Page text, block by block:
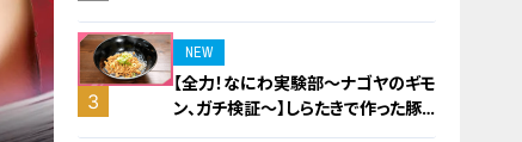
3
NEW
【全力！なにわ実験部～ナゴヤのギモ
ン、ガチ検証～】しらたきで作った豚
バラミンチの油そば